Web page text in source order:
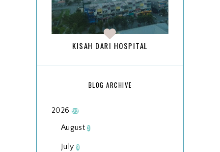
KISAH DARI HOSPITAL
BLOG ARCHIVE
2026 99
August3
July 9